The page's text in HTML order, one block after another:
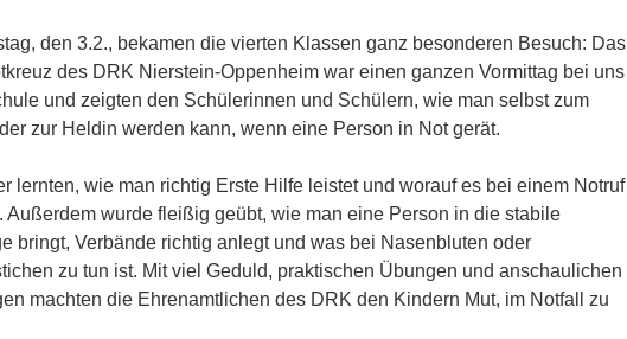
den 3.2., bekamen die vierten Klassen ganz besonderen Besuch: Das
des DRK Nierstein-Oppenheim war einen ganzen Vormittag bei uns
und zeigten den Schülerinnen und Schülern, wie man selbst zum
zur Heldin werden kann, wenn eine Person in Not gerät.
lernten, wie man richtig Erste Hilfe leistet und worauf es bei einem Notruf
Außerdem wurde fleißig geübt, wie man eine Person in die stabile
bringt, Verbände richtig anlegt und was bei Nasenbluten oder
zu tun ist. Mit viel Geduld, praktischen Übungen und anschaulichen
machten die Ehrenamtlichen des DRK den Kindern Mut, im Notfall zu